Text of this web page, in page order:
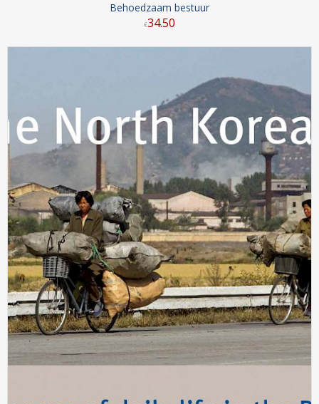
Behoedzaam bestuur
€34.50